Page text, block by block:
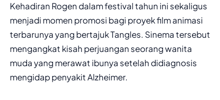
Kehadiran Rogen dalam festival tahun ini sekaligus
menjadi momen promosi bagi proyek film animasi
terbarunya yang bertajuk Tangles. Sinema tersebut
mengangkat kisah perjuangan seorang wanita
muda yang merawat ibunya setelah didiagnosis
mengidap penyakit Alzheimer.